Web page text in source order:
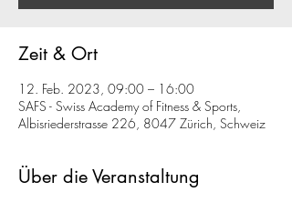
Zeit & Ort
12. Feb. 2023, 09:00 – 16:00
SAFS - Swiss Academy of Fitness & Sports,
Albisriederstrasse 226, 8047 Zürich, Schweiz
Über die Veranstaltung